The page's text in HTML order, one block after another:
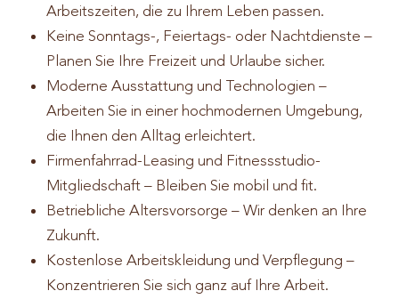
Arbeitszeiten, die zu Ihrem Leben passen.
Keine Sonntags-, Feiertags- oder Nachtdienste –
Planen Sie Ihre Freizeit und Urlaube sicher.
Moderne Ausstattung und Technologien –
Arbeiten Sie in einer hochmodernen Umgebung,
die Ihnen den Alltag erleichtert.
Firmenfahrrad-Leasing und Fitnessstudio-
Mitgliedschaft – Bleiben Sie mobil und fit.
Betriebliche Altersvorsorge – Wir denken an Ihre
Zukunft.
Kostenlose Arbeitskleidung und Verpflegung –
Konzentrieren Sie sich ganz auf Ihre Arbeit.